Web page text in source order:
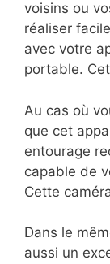
voisins ou
réaliser
avec votre
portable.
Au cas où
que cet
entourage
capable de
Cette
Dans le
aussi un